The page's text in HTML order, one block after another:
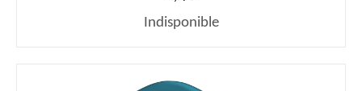
Indisponible